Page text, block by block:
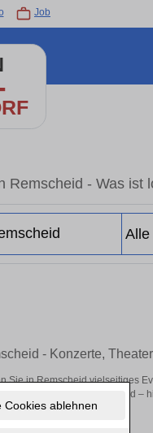
Cookies ablehnen
Job
Remscheid - Was ist
- Konzerte,
Sie in Remscheid vielseitiges
in Remscheid –